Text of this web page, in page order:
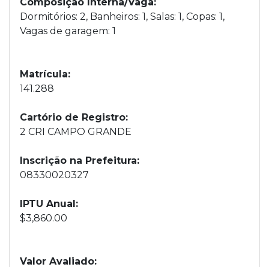
Dormitórios: 2, Banheiros: 1, Salas: 1, Copas: 1,
Vagas de garagem: 1
Matrícula:
141.288
Cartório de Registro:
2 CRI CAMPO GRANDE
Inscrição na Prefeitura:
08330020327
IPTU Anual:
$3,860.00
Valor Avaliado: